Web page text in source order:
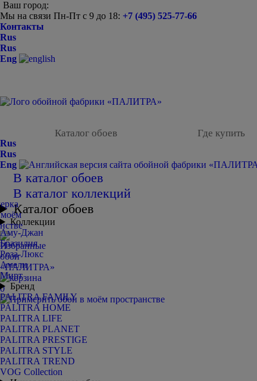
Ваш город:
Мы на связи Пн-Пт с 9 до 18: +7 (495) 525-77-66
Контакты
Rus
Rus
Eng
Каталог обоев Где купить
0
Rus
Rus
Eng
В каталог обоев
В каталог коллекций
Каталог обоев
Коллекции
Аму-Джан
Бразилия
Роза-Люкс
Амели
Мирт
Бренд
PALITRA FAMILY
PALITRA HOME
PALITRA LIFE
PALITRA PLANET
PALITRA PRESTIGE
PALITRA STYLE
PALITRA TREND
VOG Collection